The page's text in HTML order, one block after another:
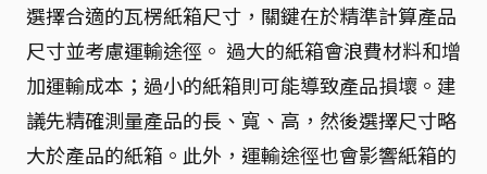
選擇合適的瓦楞紙箱尺寸，關鍵在於精準計算產品
尺寸並考慮運輸途徑。 過大的紙箱會浪費材料和增
加運輸成本；過小的紙箱則可能導致產品損壞。建
議先精確測量產品的長、寬、高，然後選擇尺寸略
大於產品的紙箱。此外，運輸途徑也會影響紙箱的